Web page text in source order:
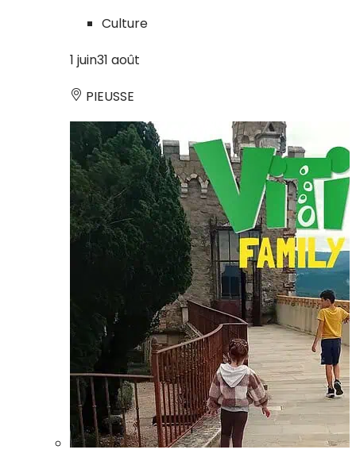
Culture
1 juin31 août
PIEUSSE